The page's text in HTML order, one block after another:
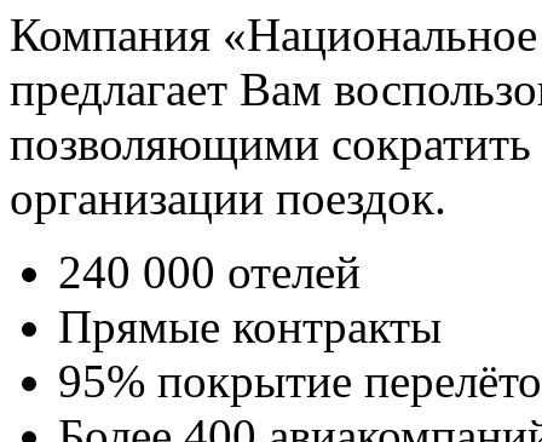
Компания
предлагает Вам
позволяющими
организации поездок.
240 000 отелей
Прямые контракты
95% покрытие